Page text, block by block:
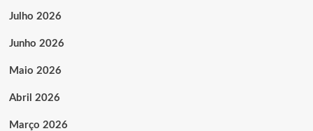
Julho 2026
Junho 2026
Maio 2026
Abril 2026
Março 2026